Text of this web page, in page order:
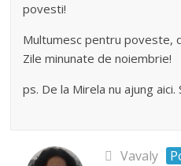
povesti!
Multumesc pentru poveste,
Zile minunate de noiembrie!
ps. De la Mirela nu ajung
Vavaly